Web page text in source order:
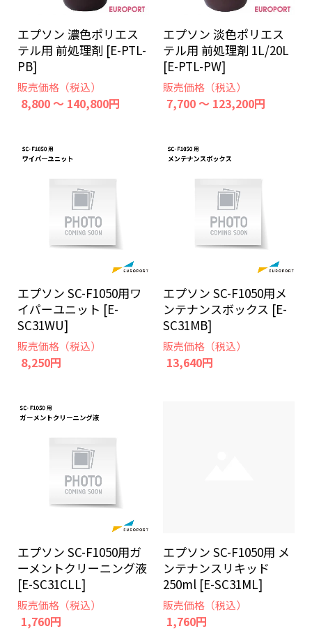
エプソン 濃色ポリエス
テル用 前処理剤 [E-PTL-
PB]
販売価格（税込）
8,800 ～ 140,800円
エプソン 淡色ポリエス
テル用 前処理剤 1L/20L
[E-PTL-PW]
販売価格（税込）
7,700 ～ 123,200円
エプソン SC-F1050用ワ
イパーユニット [E-
SC31WU]
販売価格（税込）
8,250円
エプソン SC-F1050用メ
ンテナンスボックス [E-
SC31MB]
販売価格（税込）
13,640円
エプソン SC-F1050用ガ
ーメントクリーニング液
[E-SC31CLL]
販売価格（税込）
1,760円
エプソン SC-F1050用 メ
ンテナンスリキッド
250ml [E-SC31ML]
販売価格（税込）
1,760円